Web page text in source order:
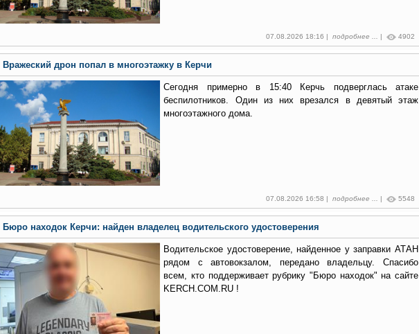
07.08.2026 18:16 | подробнее ... 4902
Вражеский дрон попал в многоэтажку в Керчи
Сегодня примерно в 15:40 Керчь подверглась атаке
беспилотников. Один из них врезался в девятый этаж
многоэтажного дома.
07.08.2026 16:58 | подробнее ... | 5548
Бюро находок Керчи: найден владелец водительского удостоверения
Водительское удостоверение, найденное у заправки АТАН
рядом с автовокзалом, передано владельцу. Спасибо
всем, кто поддерживает рубрику "Бюро находок" на сайте
KERCH.COM.RU !